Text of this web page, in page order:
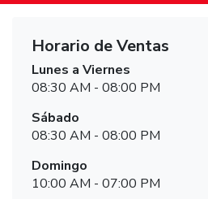
Horario de Ventas
Lunes a Viernes
08:30 AM - 08:00 PM
Sábado
08:30 AM - 08:00 PM
Domingo
10:00 AM - 07:00 PM